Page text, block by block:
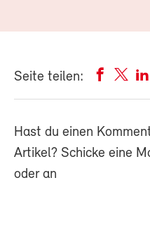
Seite teilen:
Hast du einen
Artikel? Schicke eine
oder an